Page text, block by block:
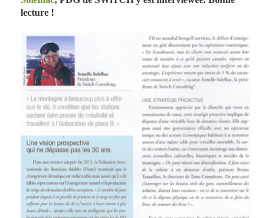
lecture !